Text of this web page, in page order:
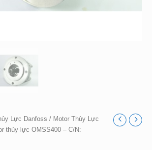
Lực Danfoss / Motor Thủy Lực
thủy lực OMSS400 – C/N: